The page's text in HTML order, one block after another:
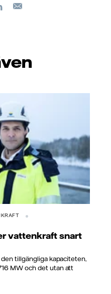
LinkedIn
vattenkraft snart
tillgängliga kapaciteten,
MW och det utan att